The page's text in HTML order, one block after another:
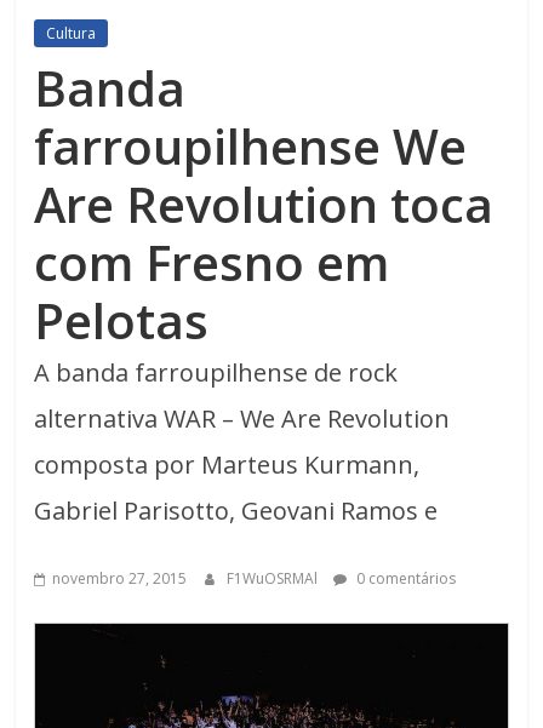
Cultura
Banda
farroupilhense We
Are Revolution toca
com Fresno em
Pelotas
A banda farroupilhense de rock
alternativa WAR – We Are Revolution
composta por Marteus Kurmann,
Gabriel Parisotto, Geovani Ramos e
novembro 27, 2015 F1WuOSRMAl 0 comentários